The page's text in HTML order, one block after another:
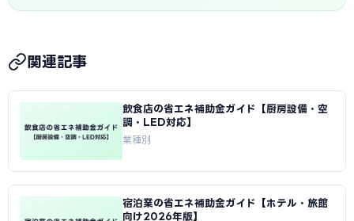
関連記事
飲食店の省エネ補助金ガイド【厨房設備・空
調・LED対応】
業種別
宿泊業の省エネ補助金ガイド【ホテル・旅館
向け2026年版】